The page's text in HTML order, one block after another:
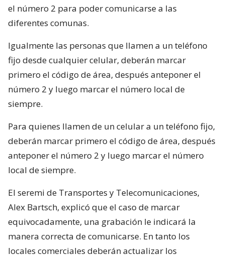
el número 2 para poder comunicarse a las
diferentes comunas.
Igualmente las personas que llamen a un teléfono
fijo desde cualquier celular, deberán marcar
primero el código de área, después anteponer el
número 2 y luego marcar el número local de
siempre.
Para quienes llamen de un celular a un teléfono fijo,
deberán marcar primero el código de área, después
anteponer el número 2 y luego marcar el número
local de siempre.
El seremi de Transportes y Telecomunicaciones,
Alex Bartsch, explicó que el caso de marcar
equivocadamente, una grabación le indicará la
manera correcta de comunicarse. En tanto los
locales comerciales deberán actualizar los